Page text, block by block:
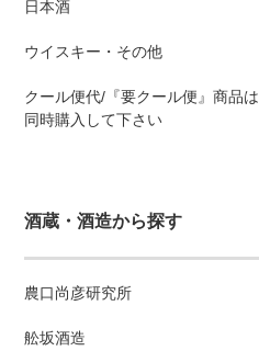
日本酒
ウイスキー・その他
クール便代/『要クール便』商品は
同時購入して下さい
酒蔵・酒造から探す
農口尚彦研究所
舩坂酒造